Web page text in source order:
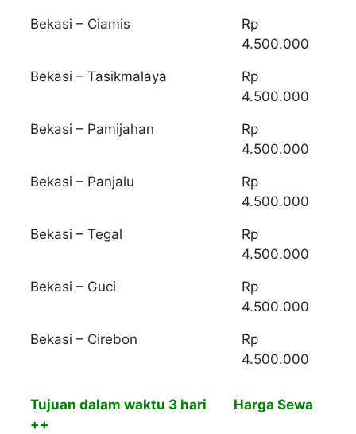
Bekasi – Ciamis
Rp
4.500.000
Bekasi – Tasikmalaya
Rp
4.500.000
Bekasi – Pamijahan
Rp
4.500.000
Bekasi – Panjalu
Rp
4.500.000
Bekasi – Tegal
Rp
4.500.000
Bekasi – Guci
Rp
4.500.000
Bekasi – Cirebon
Rp
4.500.000
Tujuan dalam waktu 3 hari
++
Harga Sewa